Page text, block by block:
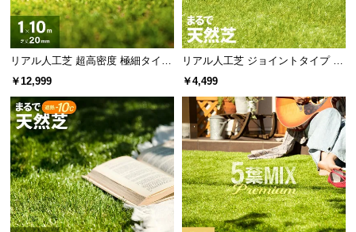
当社プロトタイプ 当商品
太い
作り物感が強く粗い質感
細い
繊細な見た目と柔らかい質感
リアル人工芝 超高密度 極細タイプ
芝丈20mm 1×10m
￥12,999
リアル人工芝 ジョイントタイプ 30
cm 9枚 芝丈35mm
￥4,499